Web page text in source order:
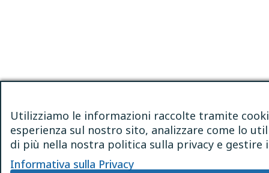
Utilizziamo le informazioni raccolte tramite
esperienza sul nostro sito, analizzare come lo
di più nella nostra politica sulla privacy e gestire
Informativa sulla Privacy